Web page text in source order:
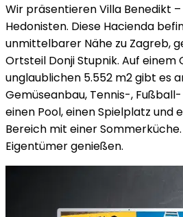
Wir präsentieren Villa Benedikt
Hedonisten. Diese Hacienda
unmittelbarer Nähe zu Zagreb,
Ortsteil Donji Stupnik. Auf einem
unglaublichen 5.552 m2 gibt es
Gemüseanbau, Tennis-,
einen Pool, einen Spielplatz und
Bereich mit einer
Eigentümer genießen.